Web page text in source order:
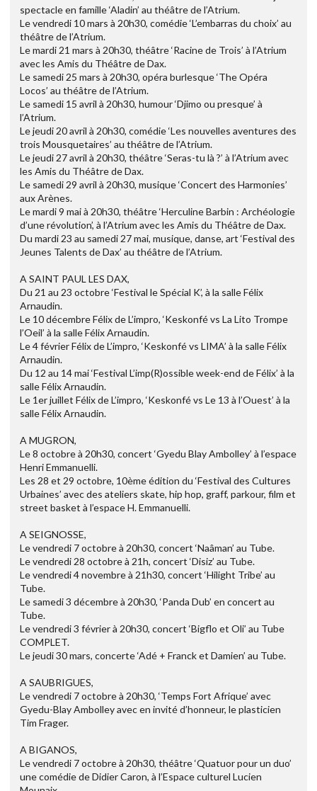
spectacle en famille ‘Aladin’ au théâtre de l’Atrium.
Le vendredi 10 mars à 20h30, comédie ‘L’embarras du choix’ au
théâtre de l’Atrium.
Le mardi 21 mars à 20h30, théâtre ‘Racine de Trois’ à l’Atrium
avec les Amis du Théâtre de Dax.
Le samedi 25 mars à 20h30, opéra burlesque ‘The Opéra
Locos’ au théâtre de l’Atrium.
Le samedi 15 avril à 20h30, humour ‘Djimo ou presque’ à
l’Atrium.
Le jeudi 20 avril à 20h30, comédie ‘Les nouvelles aventures des
trois Mousquetaires’ au théâtre de l’Atrium.
Le jeudi 27 avril à 20h30, théâtre ‘Seras-tu là ?’ à l’Atrium avec
les Amis du Théâtre de Dax.
Le samedi 29 avril à 20h30, musique ‘Concert des Harmonies’
aux Arènes.
Le mardi 9 mai à 20h30, théâtre ‘Herculine Barbin : Archéologie
d’une révolution’, à l’Atrium avec les Amis du Théâtre de Dax.
Du mardi 23 au samedi 27 mai, musique, danse, art ‘Festival des
Jeunes Talents de Dax’ au théâtre de l’Atrium.
A SAINT PAUL LES DAX,
Du 21 au 23 octobre ‘Festival le Spécial K’, à la salle Félix
Arnaudin.
Le 10 décembre Félix de L’impro, ‘Keskonfé vs La Lito Trompe
l’Oeil’ à la salle Félix Arnaudin.
Le 4 février Félix de L’impro, ‘Keskonfé vs LIMA’ à la salle Félix
Arnaudin.
Du 12 au 14 mai ‘Festival L’imp(R)ossible week-end de Félix’ à la
salle Félix Arnaudin.
Le 1er juillet Félix de L’impro, ‘Keskonfé vs Le 13 à l’Ouest’ à la
salle Félix Arnaudin.
A MUGRON,
Le 8 octobre à 20h30, concert ‘Gyedu Blay Ambolley’ à l’espace
Henri Emmanuelli.
Les 28 et 29 octobre, 10ème édition du ‘Festival des Cultures
Urbaines’ avec des ateliers skate, hip hop, graff, parkour, film et
street basket à l’espace H. Emmanuelli.
A SEIGNOSSE,
Le vendredi 7 octobre à 20h30, concert ‘Naâman’ au Tube.
Le vendredi 28 octobre à 21h, concert ‘Disiz’ au Tube.
Le vendredi 4 novembre à 21h30, concert ‘Hilight Tribe’ au
Tube.
Le samedi 3 décembre à 20h30, ‘Panda Dub’ en concert au
Tube.
Le vendredi 3 février à 20h30, concert ‘Bigflo et Oli’ au Tube
COMPLET.
Le jeudi 30 mars, concerte ‘Adé + Franck et Damien’ au Tube.
A SAUBRIGUES,
Le vendredi 7 octobre à 20h30, ‘Temps Fort Afrique’ avec
Gyedu-Blay Ambolley avec en invité d’honneur, le plasticien
Tim Frager.
A BIGANOS,
Le vendredi 7 octobre à 20h30, théâtre ‘Quatuor pour un duo’
une comédie de Didier Caron, à l’Espace culturel Lucien